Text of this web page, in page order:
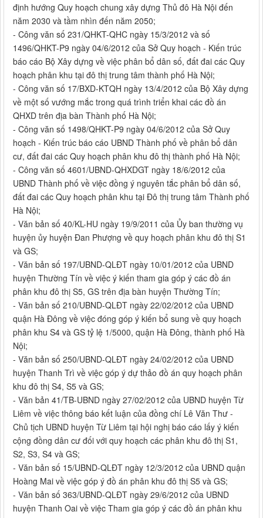
định hướng Quy hoạch chung xây dựng Thủ đô Hà Nội đến
năm 2030 và tầm nhìn đến năm 2050;
- Công văn số 231/QHKT-QHC ngày 15/3/2012 và số
1496/QHKT-P9 ngày 04/6/2012 của Sở Quy hoạch - Kiến trúc
báo cáo Bộ Xây dựng về việc phân bổ dân số, đất đai các Quy
hoạch phân khu tại đô thị trung tâm thành phố Hà Nội;
- Công văn số 17/BXD-KTQH ngày 13/4/2012 của Bộ Xây dựng
về một số vướng mắc trong quá trình triển khai các đồ án
QHXD trên địa bàn Thành phố Hà Nội;
- Công văn số 1498/QHKT-P9 ngày 04/6/2012 của Sở Quy
hoạch - Kiến trúc báo cáo UBND Thành phố về phân bổ dân
cư, đất đai các Quy hoạch phân khu đô thị thành phố Hà Nội;
- Công văn số 4601/UBND-QHXDGT ngày 18/6/2012 của
UBND Thành phố về việc đồng ý nguyên tắc phân bổ dân số,
đất đai các Quy hoạch phân khu tại Đô thị trung tâm Thành phố
Hà Nội;
- Văn bản số 40/KL-HU ngày 19/9/2011 của Ủy ban thường vụ
huyện ủy huyện Đan Phượng về quy hoạch phân khu đô thị S1
và GS;
- Văn bản số 197/UBND-QLĐT ngày 10/01/2012 của UBND
huyện Thường Tín về việc ý kiến tham gia góp ý các đồ án
phân khu đô thị S5, GS trên địa bàn huyện Thường Tín;
- Văn bản số 210/UBND-QLĐT ngày 22/02/2012 của UBND
quận Hà Đông về việc đóng góp ý kiến bổ sung về quy hoạch
phân khu S4 và GS tỷ lệ 1/5000, quận Hà Đông, thành phố Hà
Nội;
- Văn bản số 250/UBND-QLĐT ngày 24/02/2012 của UBND
huyện Thanh Trì về việc góp ý dự thảo đồ án quy hoạch phân
khu đô thị S4, S5 và GS;
- Văn bản 41/TB-UBND ngày 27/02/2012 của UBND huyện Từ
Liêm về việc thông báo kết luận của đồng chí Lê Văn Thư -
Chủ tịch UBND huyện Từ Liêm tại hội nghị báo cáo lấy ý kiến
cộng đồng dân cư đối với quy hoạch các phân khu đô thị S1,
S2, S3, S4 và GS;
- Văn bản số 15/UBND-QLĐT ngày 12/3/2012 của UBND quận
Hoàng Mai về việc góp ý đồ án phân khu đô thị S5 và GS;
- Văn bản số 363/UBND-QLĐT ngày 29/6/2012 của UBND
huyện Thanh Oai về việc Tham gia góp ý các đồ án phân khu